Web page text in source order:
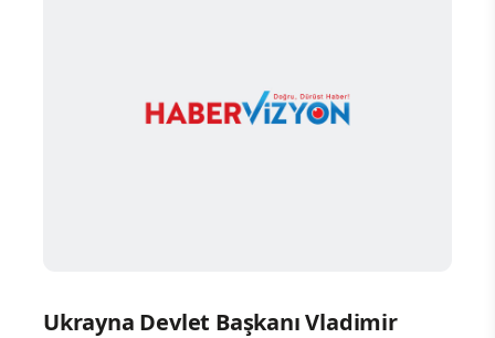
Ukrayna Devlet Başkanı Vladimir